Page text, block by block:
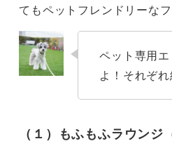
てもペットフレンドリーなフ
ペット専用
よ！それぞれ
（１）もふもふラウンジ